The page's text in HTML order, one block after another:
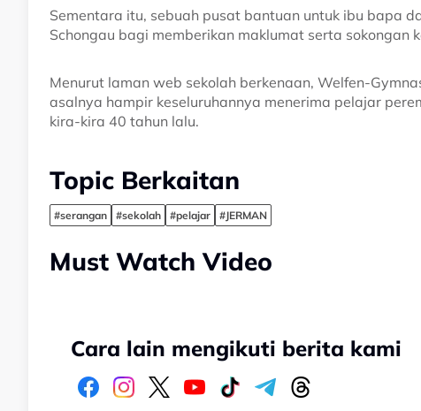
Sementara itu, sebuah pusat bantuan untuk ibu bapa
Schongau bagi memberikan maklumat serta sokongan
Menurut laman web sekolah berkenaan, Welfen-
asalnya hampir keseluruhannya menerima pelajar
kira-kira 40 tahun lalu.
Topic Berkaitan
#serangan #sekolah #pelajar #JERMAN
Must Watch Video
Cara lain mengikuti berita kami